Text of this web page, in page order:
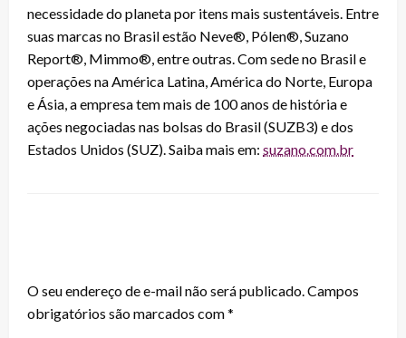
necessidade do planeta por itens mais sustentáveis. Entre
suas marcas no Brasil estão Neve®, Pólen®, Suzano
Report®, Mimmo®, entre outras. Com sede no Brasil e
operações na América Latina, América do Norte, Europa
e Ásia, a empresa tem mais de 100 anos de história e
ações negociadas nas bolsas do Brasil (SUZB3) e dos
Estados Unidos (SUZ). Saiba mais em: suzano.com.br
O seu endereço de e-mail não será publicado.Campos
obrigatórios são marcados com*